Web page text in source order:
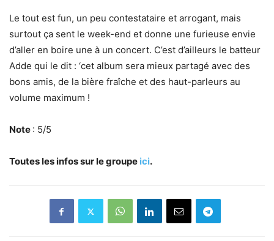
Le tout est fun, un peu contestataire et arrogant, mais
surtout ça sent le week-end et donne une furieuse envie
d’aller en boire une à un concert. C’est d’ailleurs le batteur
Adde qui le dit : ‘cet album sera mieux partagé avec des
bons amis, de la bière fraîche et des haut-parleurs au
volume maximum !
Note : 5/5
Toutes les infos sur le groupe ici.